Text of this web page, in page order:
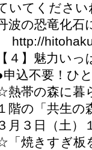
いてください
波の恐竜化
http://
【４】魅力い
申込不要！ひ
熱帯の森に暮
階の「共生
月３日（土）
「焼きすぎ板